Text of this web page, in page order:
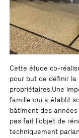
Cette étude co-
pour but de définir
propriétaires.Une
famille qui a établit
bâtiment des années
pas fait l’objet de
techniquement